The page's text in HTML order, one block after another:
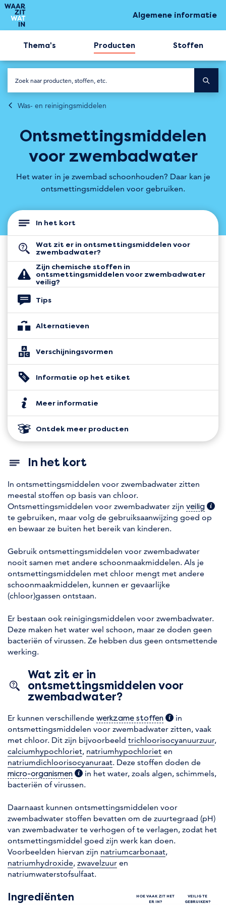
Algemene informatie
Thema's Producten Stoffen
Was- en reinigingsmiddelen
Ontsmettings­middelen
voor zwembad­water
Het water in je zwembad schoonhouden? Daar kan je
ontsmettingsmiddelen voor gebruiken.
In het kort
Wat zit er in ontsmettingsmiddelen voor
zwembadwater?
Zijn chemische stoffen in
ontsmettingsmiddelen voor zwembadwater
veilig?
Tips
Alternatieven
Verschijningsvormen
Informatie op het etiket
Meer informatie
Ontdek meer producten
In het kort
In ontsmettingsmiddelen voor zwembadwater zitten
meestal stoffen op basis van chloor.
Ontsmettingsmiddelen voor zwembadwater zijn veilig
te gebruiken, maar volg de gebruiksaanwijzing goed op
en bewaar ze buiten het bereik van kinderen.
Gebruik ontsmettingsmiddelen voor zwembadwater
nooit samen met andere schoonmaakmiddelen. Als je
ontsmettingsmiddelen met chloor mengt met andere
schoonmaakmiddelen, kunnen er gevaarlijke
(chloor)gassen ontstaan.
Er bestaan ook reinigingsmiddelen voor zwembadwater.
Deze maken het water wel schoon, maar ze doden geen
bacteriën of virussen. Ze hebben dus geen ontsmettende
werking.
Wat zit er in
ontsmettingsmiddelen voor
zwembadwater?
Er kunnen verschillende werkzame stoffen (extra
in
ontsmettingsmiddelen voor zwembadwater zitten, vaak
met chloor. Dit zijn bijvoorbeeld trichloorisocyanuurzuur,
calciumhypochloriet, natriumhypochloriet en
natriumdichloorisocyanuraat. Deze stoffen doden de
micro-organismen (extra informatie)
in het water, zoals algen, schimmels,
bacteriën of virussen.
Daarnaast kunnen ontsmettingsmiddelen voor
zwembadwater stoffen bevatten om de zuurtegraad (pH)
van zwembadwater te verhogen of te verlagen, zodat het
ontsmettingsmiddel goed zijn werk kan doen.
Voorbeelden hiervan zijn natriumcarbonaat,
natriumhydroxide, zwavelzuur en
natriumwaterstofsulfaat.
Ingrediënten
HOE VAAK ZIT HET
ER IN?
VEILIG TE
GEBRUIKEN?